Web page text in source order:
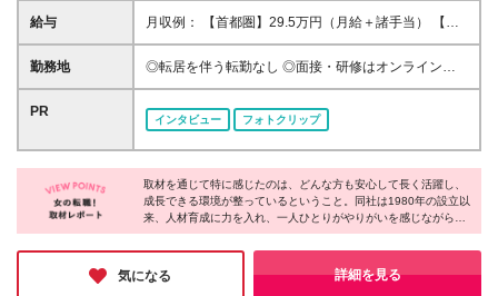
転職が初めての方も大歓迎！ ◆手に職をつけて長く
挑戦してみたい方 約98％の先輩が未経験スタート！
PCをほぼ触ったことが無い…というあなたもご安心
・美容クリニック受付 ・医療事務 ・ホテルフロント
コミュニケーション能力は、IT業界でも大いに活かせ
るスキルです。 「IT業界は難しそう…」と感じる方も
ご安心ください！ サポート体制が整っており、未経
験からでも安心してスタートできます。
給与
月収例： 【首都圏】29.5万円（月給＋諸手当） 【東
海／関西】28.5万円（月給＋諸手当） 【九州】26万
円（月給＋諸手当） ＼残業代は1分単位で全額支給／
を十分に考慮のうえ、決定いたします。 ※固定残業代
・通勤手当（上限4万円まで） ・残業代（1分単位で
全額支給） ・資格取得支援 ■昇給：年1回
勤務地
◎転居を伴う転勤なし ◎面接・研修はオンラインで
実施 ◎大手IT企業を中心に配属 ＊ご希望や最寄り駅
を考慮の上、決定いたします。 ＼＼一部リモート実
績あり！／／ ●首都圏 東京都：新宿／飯田橋／渋谷／
品川／大崎／浜松町／大手町／有楽町／赤坂／秋葉原
など 神奈川県：横浜／みなとみらい／川崎／武蔵小
杉／溝の口など 千葉県：海浜幕張／西船橋／千葉／
千葉ニュータウン中央など 埼玉県：大宮／さいたま
新都心／和光市など ●東海 愛知県：名古屋／栄／伏見
町／千里中央など 京都府：京都／烏丸／四条など 兵
庫県：神戸／三宮／三田など ●九州 福岡県：博多／天
PR
インタビュー フォトクリップ
取材を通じて特に感じたのは、どんな方も安心して長く活躍し、
成長できる環境が整っているということ。同社は1980年の設立以
来、人材育成に力を入れ、一人ひとりがやりがいを感じながら働
ける場を提供し、成長をサポートしてきた実績があります。たと
え今、明確な目標がなくても、ここなら新しい目標が見つかるで
しょう。自分に合った道を探したい方、適性を知りたい方にとっ
て、ランスタッドは心強い味方となってくれるはずです！
気になる 詳細を見る